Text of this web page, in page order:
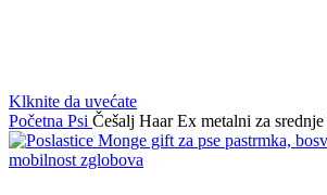
Klknite da uvećate
Početna Psi Češalj Haar Ex metalni za